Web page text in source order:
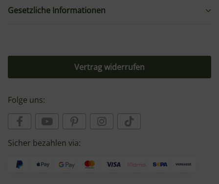
Gesetzliche Informationen
Vertrag widerrufen
Folge uns:
Sicher bezahlen via: